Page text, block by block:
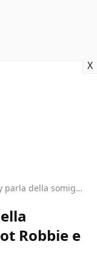
X
Emma Mackey parla della somiglianza con Margot Robbie e di Barbie
Robbie e